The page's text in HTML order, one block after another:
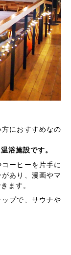
におすすめなの
浴施設です。
ーヒーを片手に
あり、漫画やマ
ます。
プで、サウナや